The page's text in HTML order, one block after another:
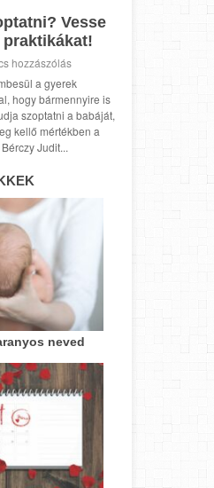
Vesse
praktikákat!
hozzászólás
a gyerek
hogy bármennyire is
szoptatni a babáját,
kellő mértékben a
Judit...
neved